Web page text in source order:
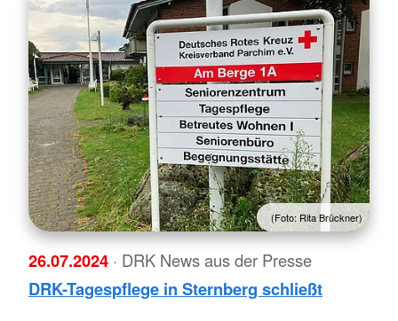
(Foto: Rita Brückner)
26.07.2024 · DRK News aus der Presse
DRK-Tagespflege in Sternberg schließt